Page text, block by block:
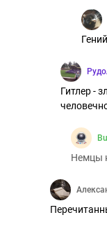
Гитлер -
Немцы